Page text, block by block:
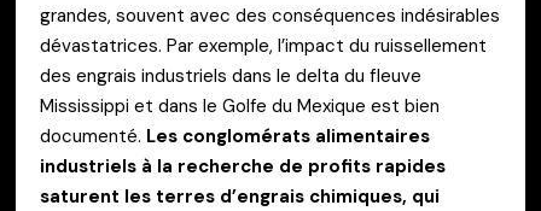
grandes, souvent avec des conséquences indésirables
dévastatrices. Par exemple, l’impact du ruissellement
des engrais industriels dans le delta du fleuve
Mississippi et dans le Golfe du Mexique est bien
documenté. Les conglomérats alimentaires
industriels à la recherche de profits rapides
saturent les terres d’engrais chimiques, qui